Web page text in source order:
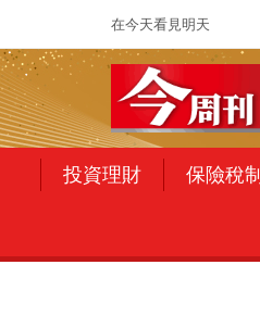
在今天看見明天
投資理財 保險稅制